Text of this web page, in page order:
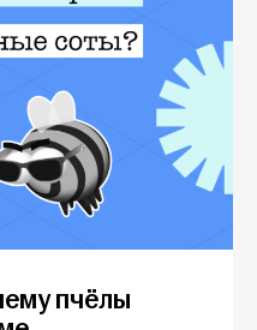
пчёлы